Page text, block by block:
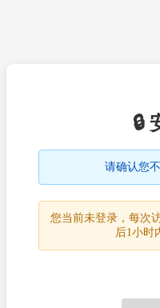
🔒
请确认您
您当前未登录，每次
后1小时